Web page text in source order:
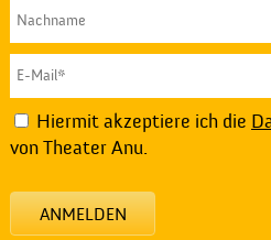
Hiermit akzeptiere ich die
von Theater Anu.
ANMELDEN